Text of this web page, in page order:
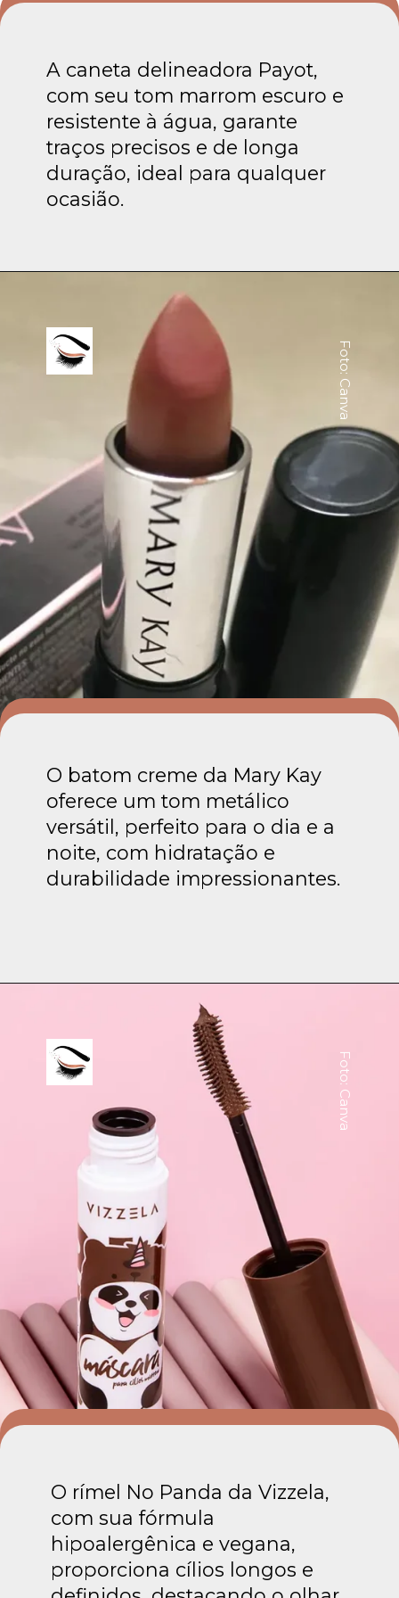
A caneta delineadora Payot,
com seu tom marrom escuro e
resistente à água, garante
traços precisos e de longa
duração, ideal para qualquer
ocasião.
O batom creme da Mary Kay
oferece um tom metálico
versátil, perfeito para o dia e a
noite, com hidratação e
durabilidade impressionantes.
Foto: Canva
O rímel No Panda da Vizzela,
com sua fórmula
hipoalergênica e vegana,
proporciona cílios longos e
Foto: Canva